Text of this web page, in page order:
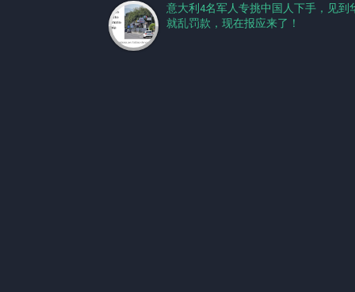
意大利4名军人专挑中国人下手，见到
就乱罚款，现在报应来了！